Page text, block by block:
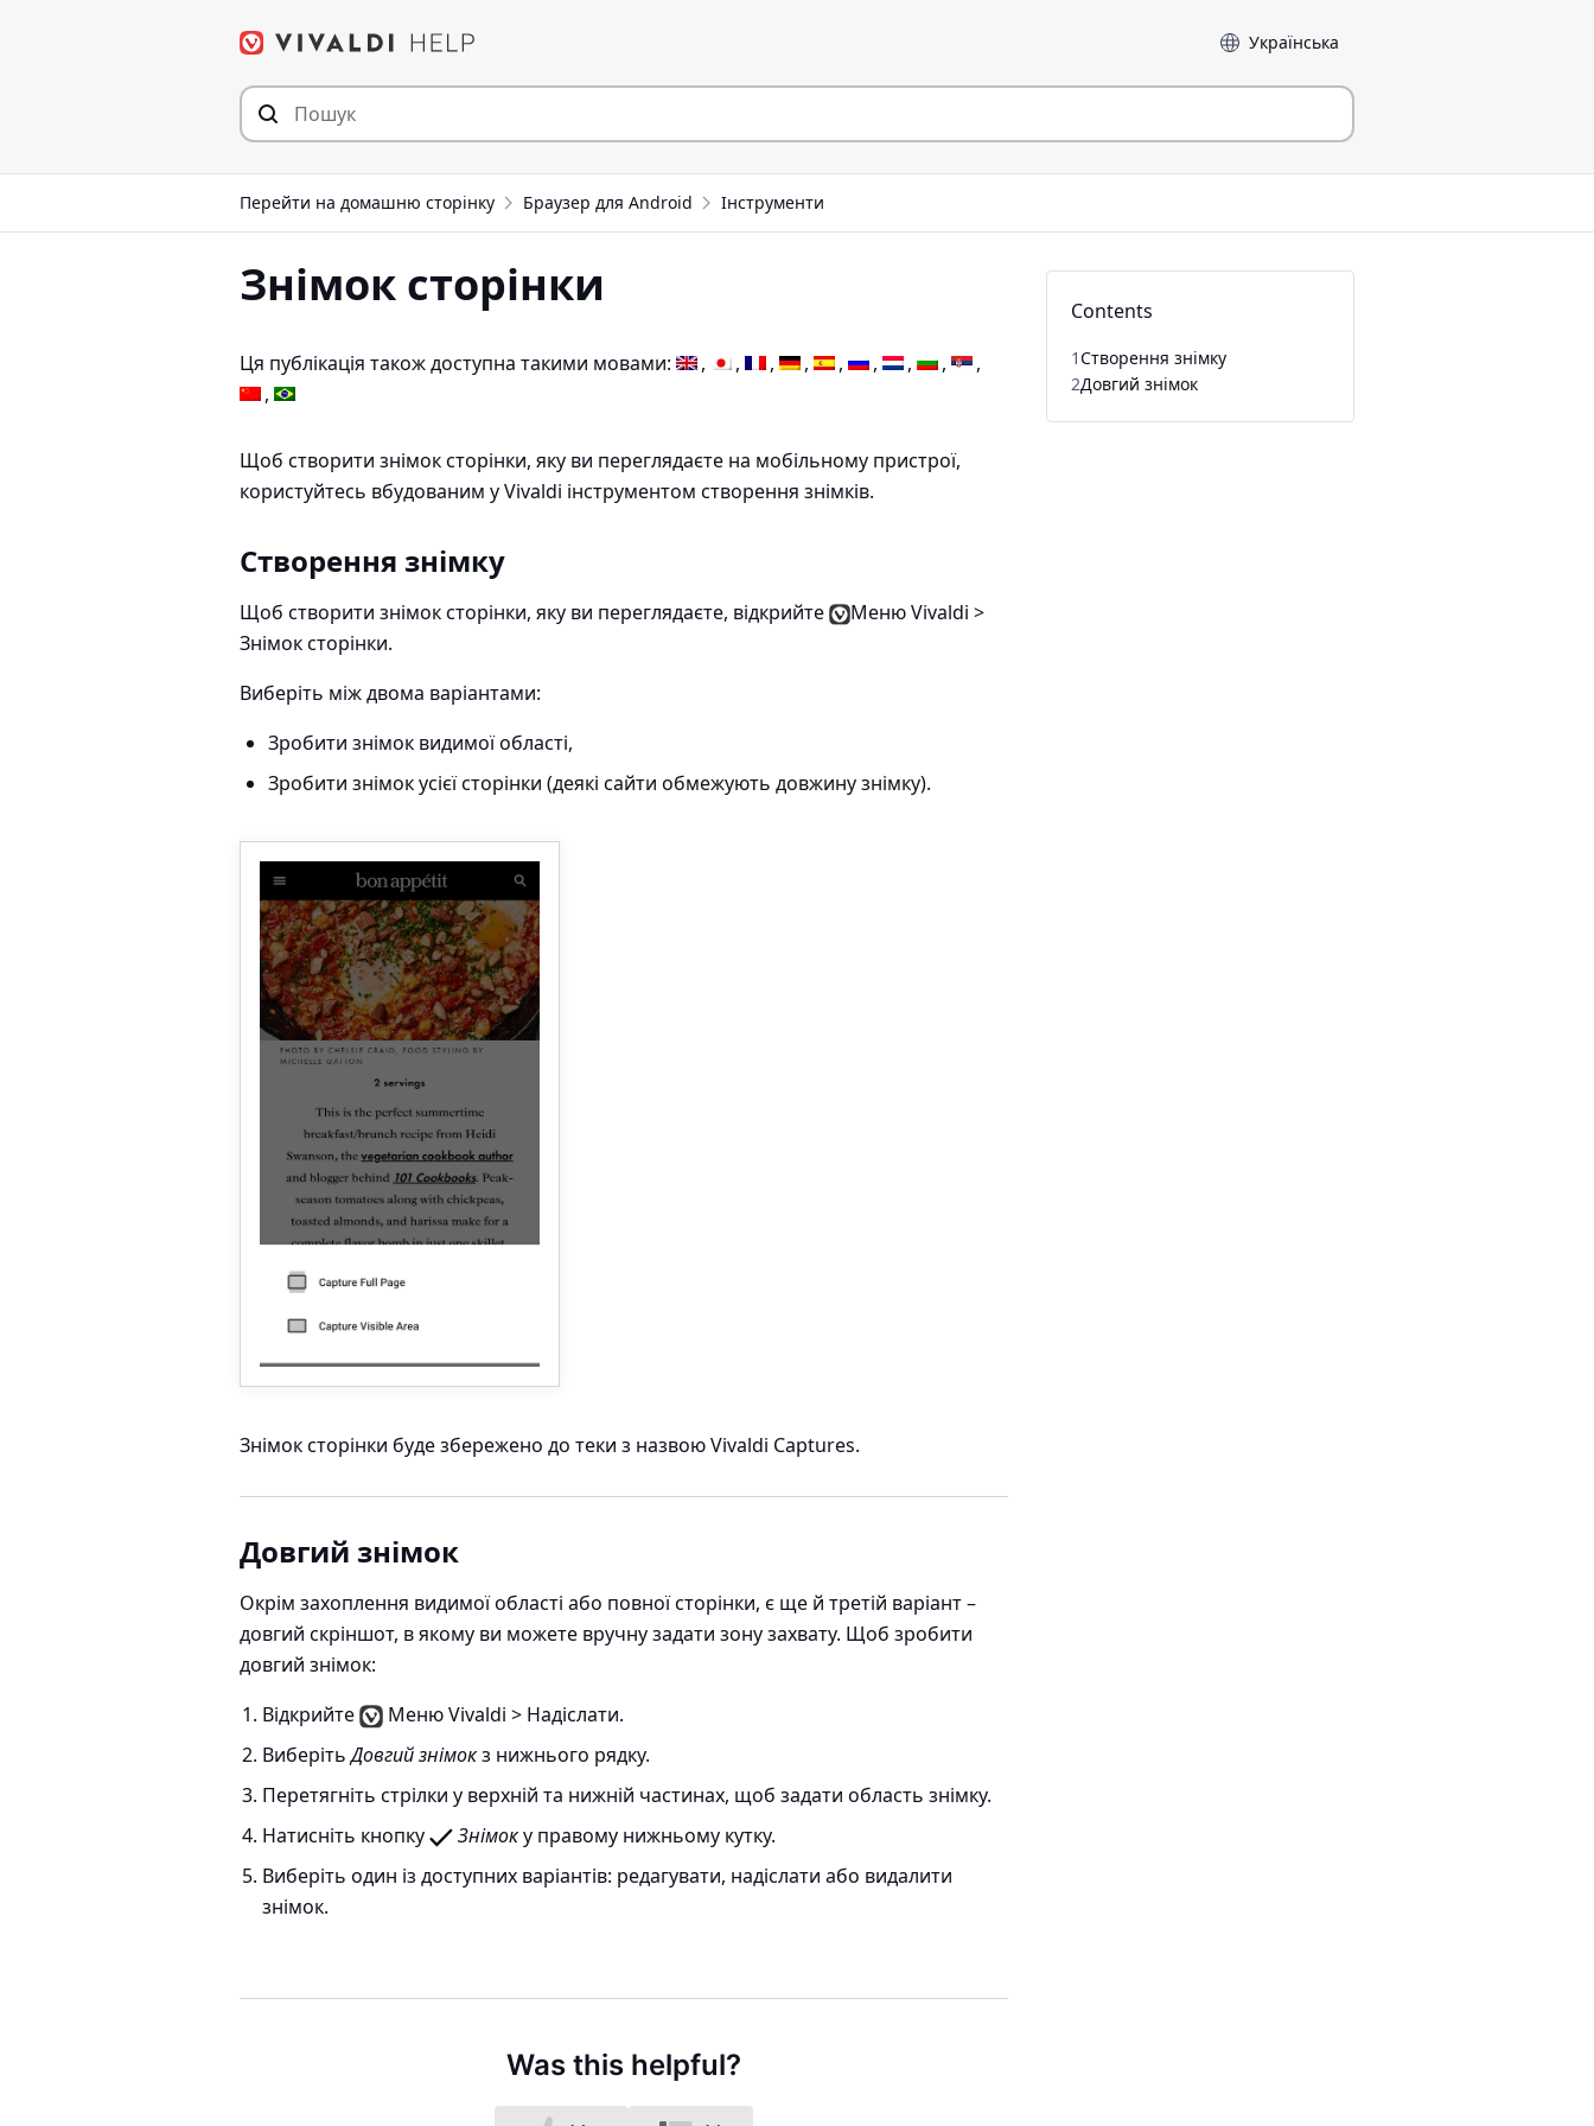
Мова
Перейти на домашню сторінку Браузер для Android Інструменти
Знімок сторінки
Ця публікація також доступна такими мовами:
Щоб створити знімок сторінки, яку ви переглядаєте на мобільному пристрої,
користуйтесь вбудованим у Vivaldi інструментом створення знімків.
Створення знімку
Щоб створити знімок сторінки, яку ви переглядаєте, відкрийте
Меню Vivaldi >
Знімок сторінки.
Виберіть між двома варіантами:
Зробити знімок видимої області,
Зробити знімок усієї сторінки (деякі сайти обмежують довжину знімку).
Знімок сторінки буде збережено до теки з назвою Vivaldi Captures.
Довгий знімок
Окрім захоплення видимої області або повної сторінки, є ще й третій варіант –
довгий скріншот, в якому ви можете вручну задати зону захвату. Щоб зробити
довгий знімок:
Відкрийте
Меню Vivaldi > Надіслати.
ВиберітьДовгий знімокз нижнього рядку.
Перетягніть стрілки у верхній та нижній частинах, щоб задати область знімку.
Натисніть кнопку
Знімоку правому нижньому кутку.
Виберіть один із доступних варіантів: редагувати, надіслати або видалити
знімок.
Was this helpful?
Contents
1Створення знімку
2Довгий знімок